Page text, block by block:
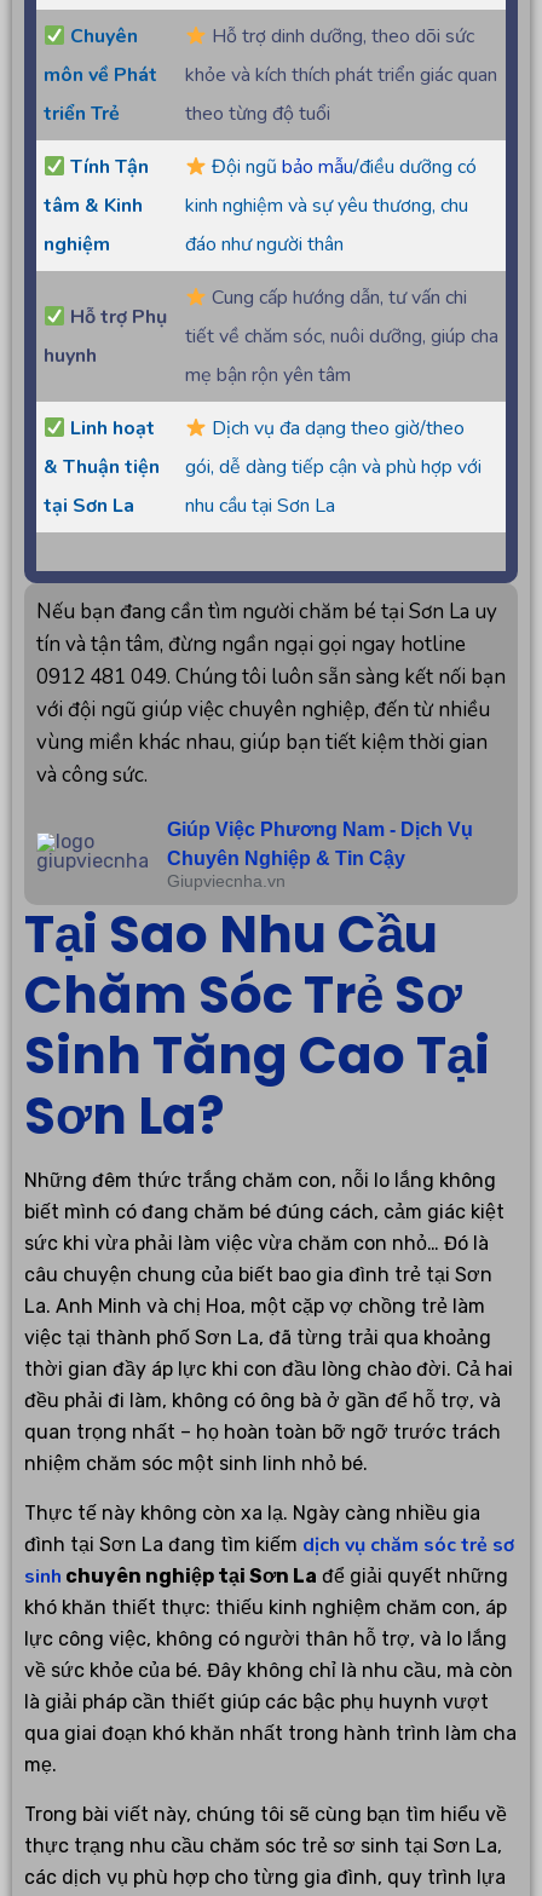
Chuyên
môn về Phát
triển Trẻ
Hỗ trợ dinh dưỡng, theo dõi sức
khỏe và kích thích phát triển giác quan
theo từng độ tuổi
Tính Tận
tâm & Kinh
nghiệm
Đội ngũbảo mẫu/điều dưỡng có
kinh nghiệm và sự yêu thương, chu
đáo như người thân
Hỗ trợ Phụ
huynh
Cung cấp hướng dẫn, tư vấn chi
tiết về chăm sóc, nuôi dưỡng, giúp cha
mẹ bận rộn yên tâm
Linh hoạt
& Thuận tiện
tại Sơn La
Dịch vụ đa dạng theo giờ/theo
gói, dễ dàng tiếp cận và phù hợp với
nhu cầu tại Sơn La
Nếu bạn đang cần tìm người chăm bé tại Sơn La uy
tín và tận tâm, đừng ngần ngại gọi ngay hotline
0912 481 049. Chúng tôi luôn sẵn sàng kết nối bạn
với đội ngũ giúp việc chuyên nghiệp, đến từ nhiều
vùng miền khác nhau, giúp bạn tiết kiệm thời gian
và công sức.
Giúp Việc Phương Nam - Dịch Vụ
Chuyên Nghiệp & Tin Cậy
Giupviecnha.vn
Tại Sao Nhu Cầu
Chăm Sóc Trẻ Sơ
Sinh Tăng Cao Tại
Sơn La?
Những đêm thức trắng chăm con, nỗi lo lắng không
biết mình có đang chăm bé đúng cách, cảm giác kiệt
sức khi vừa phải làm việc vừa chăm con nhỏ… Đó là
câu chuyện chung của biết bao gia đình trẻ tại Sơn
La. Anh Minh và chị Hoa, một cặp vợ chồng trẻ làm
việc tại thành phố Sơn La, đã từng trải qua khoảng
thời gian đầy áp lực khi con đầu lòng chào đời. Cả hai
đều phải đi làm, không có ông bà ở gần để hỗ trợ, và
quan trọng nhất – họ hoàn toàn bỡ ngỡ trước trách
nhiệm chăm sóc một sinh linh nhỏ bé.
Thực tế này không còn xa lạ. Ngày càng nhiều gia
đình tại Sơn La đang tìm kiếm dịch vụ chăm sóc trẻ sơ
sinh chuyên nghiệp tại Sơn La để giải quyết những
khó khăn thiết thực: thiếu kinh nghiệm chăm con, áp
lực công việc, không có người thân hỗ trợ, và lo lắng
về sức khỏe của bé. Đây không chỉ là nhu cầu, mà còn
là giải pháp cần thiết giúp các bậc phụ huynh vượt
qua giai đoạn khó khăn nhất trong hành trình làm cha
mẹ.
Trong bài viết này, chúng tôi sẽ cùng bạn tìm hiểu về
thực trạng nhu cầu chăm sóc trẻ sơ sinh tại Sơn La,
các dịch vụ phù hợp cho từng gia đình, quy trình lựa